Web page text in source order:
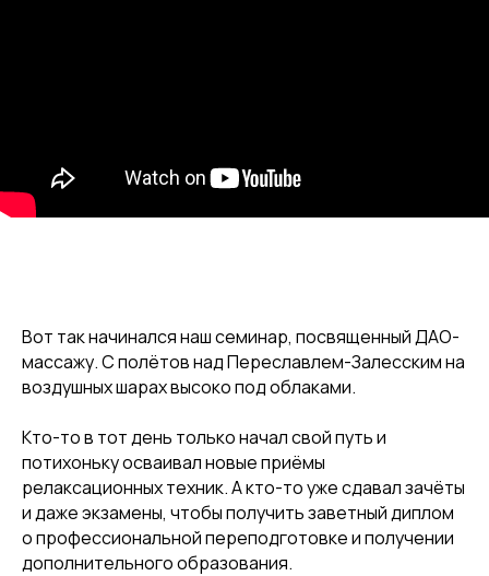
Вот так начинался наш семинар, посвященный ДАО-
массажу. С полётов над Переславлем-Залесским на
воздушных шарах высоко под облаками.
Кто-то в тот день только начал свой путь и
потихоньку осваивал новые приёмы
релаксационных техник. А кто-то уже сдавал зачёты
и даже экзамены, чтобы получить заветный диплом
о профессиональной переподготовке и получении
дополнительного образования.